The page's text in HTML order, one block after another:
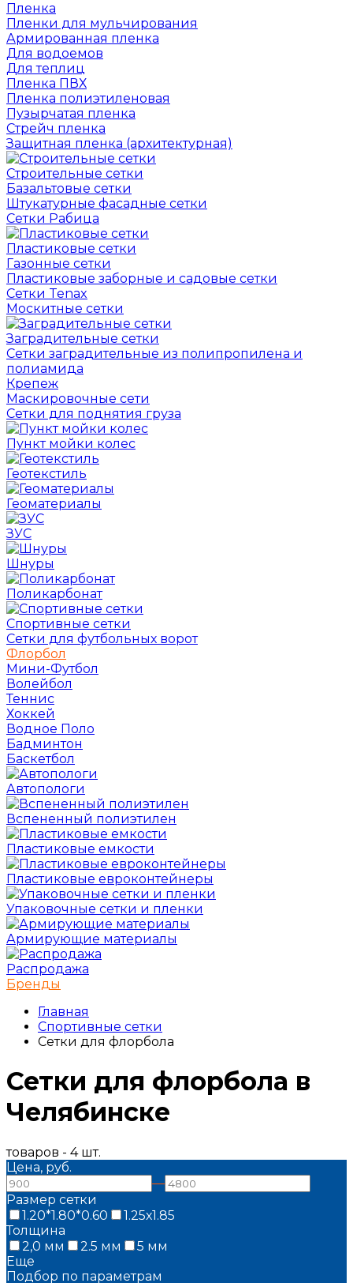
Пленка
Пленки для мульчирования
Армированная пленка
Для водоемов
Для теплиц
Пленка ПВХ
Пленка полиэтиленовая
Пузырчатая пленка
Cтрейч пленка
Защитная пленка (архитектурная)
Строительные сетки
Базальтовые сетки
Штукатурные фасадные сетки
Сетки Рабица
Пластиковые сетки
Газонные сетки
Пластиковые заборные и садовые сетки
Сетки Tenax
Москитные сетки
Заградительные сетки
Сетки заградительные из полипропилена и
полиамида
Крепеж
Маскировочные сети
Сетки для поднятия груза
Пункт мойки колес
Геотекстиль
Геоматериалы
ЗУС
Шнуры
Поликарбонат
Спортивные сетки
Сетки для футбольных ворот
Флорбол
Мини-Футбол
Волейбол
Теннис
Хоккей
Водное Поло
Бадминтон
Баскетбол
Автопологи
Вспененный полиэтилен
Пластиковые емкости
Пластиковые евроконтейнеры
Упаковочные сетки и пленки
Армирующие материалы
Распродажа
Бренды
Главная
Спортивные сетки
Сетки для флорбола
Сетки для флорбола в
Челябинске
товаров - 4 шт.
Цена, руб.
—
Размер сетки
1.20*1.80*0.60
1.25х1.85
Толщина
2,0 мм
2.5 мм
5 мм
Еще
Подбор по параметрам